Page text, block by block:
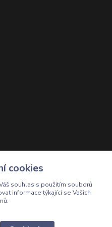
cookies
souhlas s použitím souborů
informace týkající se Vašich